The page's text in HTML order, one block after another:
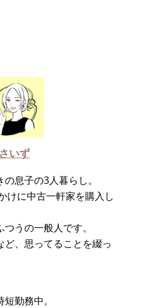
さいず
息子の3人暮らし。
けに中古一軒家を購入し
うの一般人です。
、思ってることを綴っ
勤務中。